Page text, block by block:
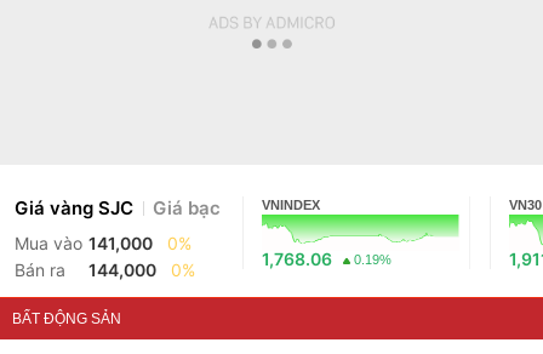
Giá vàng SJC Giá bạc
Mua vào 141,000
0%
Bán ra
144,000 0%
VNINDEX
1,768.06 0.19%
VN30
BẤT ĐỘNG SẢN